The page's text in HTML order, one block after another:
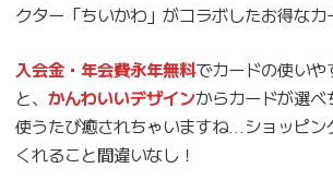
クター「ちいかわ」がコラボしたお得なカ
入会金・年会費永年無料でカードの使いや
と、 かんわいいデザインからカードが選べ
使うたび癒されちゃいますね…ショッピン
くれること間違いなし！